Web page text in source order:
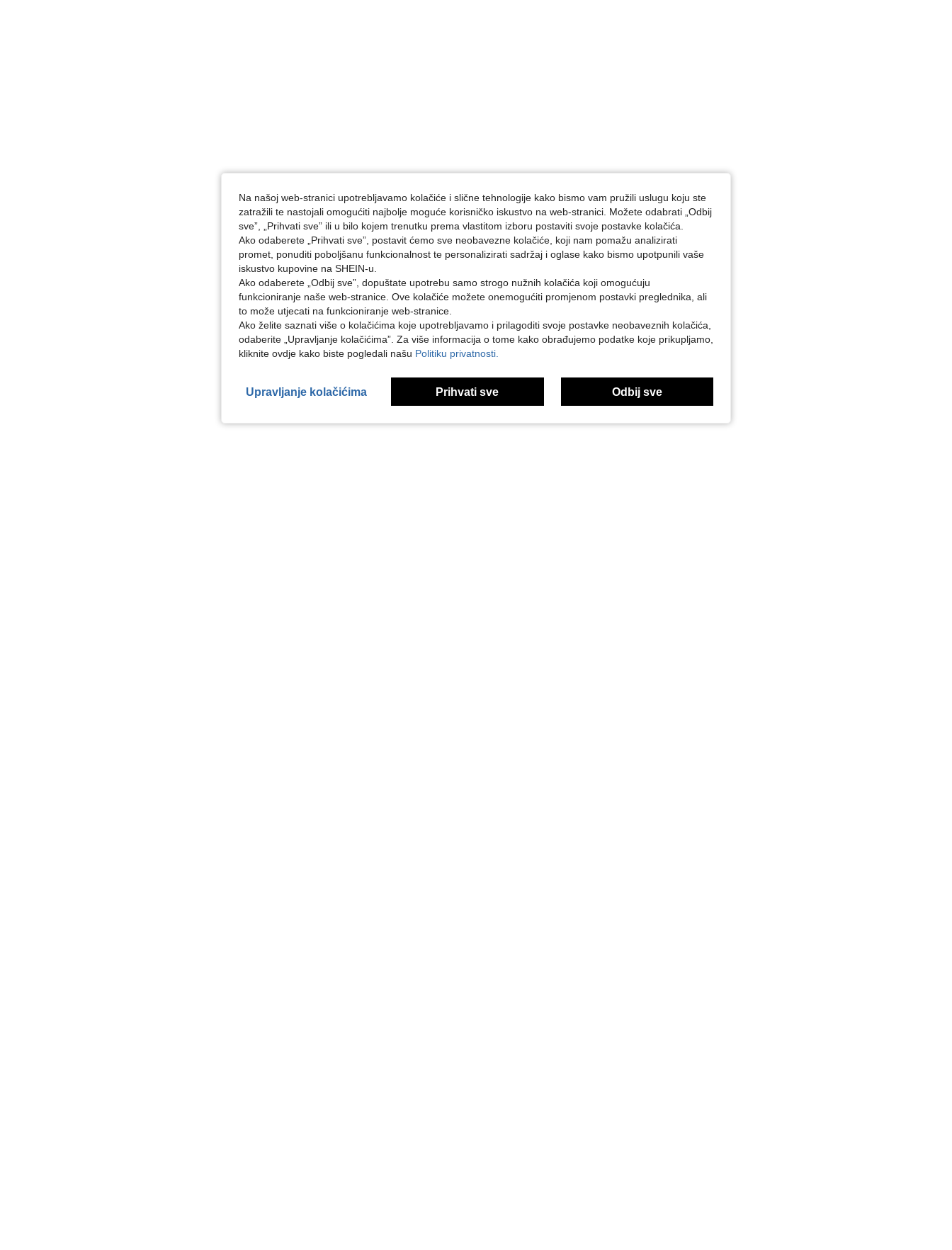
Na našoj web-stranici upotrebljavamo kolačiće i slične tehnologije kako bismo vam pružili uslugu koju ste
zatražili te nastojali omogućiti najbolje moguće korisničko iskustvo na web-stranici. Možete odabrati „Odbij
sve”, „Prihvati sve” ili u bilo kojem trenutku prema vlastitom izboru postaviti svoje postavke kolačića.
Ako odaberete „Prihvati sve”, postavit ćemo sve neobavezne kolačiće, koji nam pomažu analizirati
promet, ponuditi poboljšanu funkcionalnost te personalizirati sadržaj i oglase kako bismo upotpunili vaše
iskustvo kupovine na SHEIN-u.
Ako odaberete „Odbij sve”, dopuštate upotrebu samo strogo nužnih kolačića koji omogućuju
funkcioniranje naše web-stranice. Ove kolačiće možete onemogućiti promjenom postavki preglednika, ali
to može utjecati na funkcioniranje web-stranice.
Ako želite saznati više o kolačićima koje upotrebljavamo i prilagoditi svoje postavke neobaveznih kolačića,
odaberite „Upravljanje kolačićima”. Za više informacija o tome kako obrađujemo podatke koje prikupljamo,
kliknite ovdje kako biste pogledali našu Politiku privatnosti.
Upravljanje kolačićima Prihvati sve Odbij sve